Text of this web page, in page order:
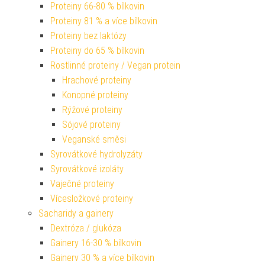
Proteiny 66-80 % bílkovin
Proteiny 81 % a více bílkovin
Proteiny bez laktózy
Proteiny do 65 % bílkovin
Rostlinné proteiny / Vegan protein
Hrachové proteiny
Konopné proteiny
Rýžové proteiny
Sójové proteiny
Veganské směsi
Syrovátkové hydrolyzáty
Syrovátkové izoláty
Vaječné proteiny
Vícesložkové proteiny
Sacharidy a gainery
Dextróza / glukóza
Gainery 16-30 % bílkovin
Gainery 30 % a více bílkovin